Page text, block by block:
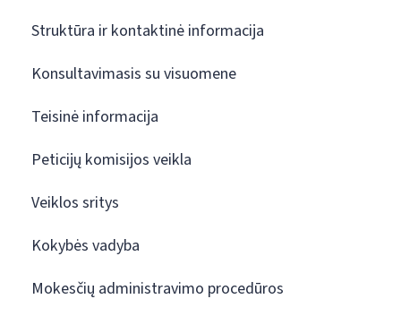
Struktūra ir kontaktinė informacija
Konsultavimasis su visuomene
Teisinė informacija
Peticijų komisijos veikla
Veiklos sritys
Kokybės vadyba
Mokesčių administravimo procedūros